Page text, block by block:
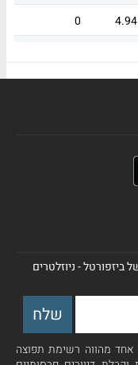
4.94
0
ביזפורטל - ניוזלטרים
מהווה רשימת תפוצה